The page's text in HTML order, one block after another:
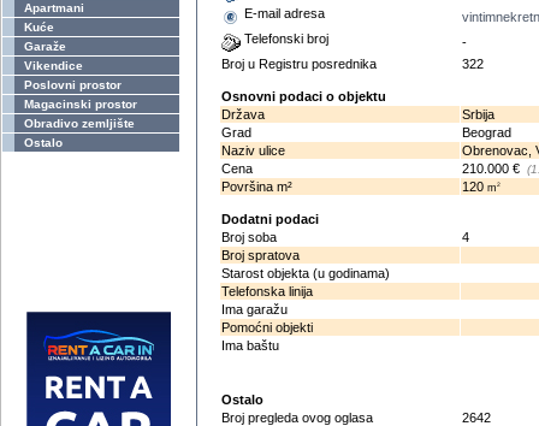
Apartmani
Kuće
Garaže
Vikendice
Poslovni prostor
Magacinski prostor
Obradivo zemljište
Ostalo
E-mail adresa
Telefonski broj
-
Broj u Registru posrednika
322
Osnovni podaci o objektu
Država
Srbija
Grad
Beograd
Naziv ulice
Obrenovac,
Cena
210.000 €
Površina m² 120 m2
Dodatni podaci
Broj soba
4
Broj spratova
Starost objekta (u godinama)
Telefonska linija
Ima garažu
Pomoćni objekti
Ima baštu
Ostalo
Broj pregleda ovog oglasa
2642